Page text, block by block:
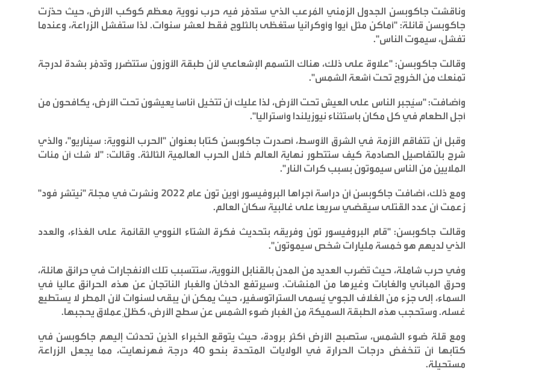
وناقشت جاكوبسن الجدول الزمني المُرعب الذي ستُدمّر فيه حرب نووية معظم كوكب الأرض، حيث حذّرت
جاكوبسن قائلةً: "أماكن مثل أيوا وأوكرانيا ستُغطّى بالثلوج فقط لعشر سنوات. لذا ستفشل الزراعة، وعندما
تفشل، سيموت الناس".
وقالت جاكوبسن: "علاوة على ذلك، هناك التسمم الإشعاعي لأن طبقة الأوزون ستتضرر وتُدمّر بشدة لدرجة
تمنعك من الخروج تحت أشعة الشمس".
وأضافت: "سيُجبر الناس على العيش تحت الأرض، لذا عليك أن تتخيل أناساً يعيشون تحت الأرض، يكافحون من
أجل الطعام في كل مكان باستثناء نيوزيلندا وأستراليا".
وقبل أن تتفاقم الأزمة في الشرق الأوسط، أصدرت جاكوبسن كتابا بعنوان "الحرب النووية: سيناريو"، والذي
شرح بالتفاصيل الصادمة كيف ستتطور نهاية العالم خلال الحرب العالمية الثالثة. وقالت: "لا شك أن مئات
الملايين من الناس سيموتون بسبب كرات النار".
ومع ذلك، أضافت جاكوبسن أن دراسة أجراها البروفيسور أوين تون عام 2022 ونشرت في مجلة "نيتشر فود"
زعمت أن عدد القتلى سيقضي سريعاً على غالبية سكان العالم.
وقالت جاكوبسن: "قام البروفيسور تون وفريقه بتحديث فكرة الشتاء النووي القائمة على الغذاء، والعدد
الذي لديهم هو خمسة مليارات شخص سيموتون".
وفي حرب شاملة، حيث تُضرب العديد من المدن بالقنابل النووية، ستتسبب تلك الانفجارات في حرائق هائلة،
وحرق المباني والغابات وغيرها من المنشآت. وسيرتفع الدخان والغبار الناتجان عن هذه الحرائق عالياً في
السماء، إلى جزء من الغلاف الجوي يُسمى الستراتوسفير، حيث يمكن أن يبقى لسنوات لأن المطر لا يستطيع
غسله. وستحجب هذه الطبقة السميكة من الغبار ضوء الشمس عن سطح الأرض، كظلٍّ عملاق يحجبها.
ومع قلة ضوء الشمس، ستصبح الأرض أكثر برودة، حيث يتوقع الخبراء الذين تحدثت إليهم جاكوبسن في
كتابها أن تنخفض درجات الحرارة في الولايات المتحدة بنحو 40 درجة فهرنهايت، مما يجعل الزراعة
مستحيلة.